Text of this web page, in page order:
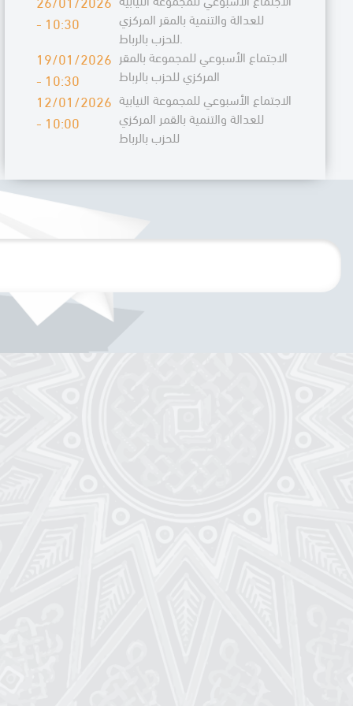
التجارة الخارجية 2025-2027
الأسئلة
الشفهية
المجموعة تُسائل الحكومة عن "هشاشة
وضعية أعوان الحراسة الخاصة والنظافة
والطبخ" خلال جلسة الأسئلة الشفوية ليوم
الأسئلة
الشفهية
المجموعة تسائل وزير التربية الوطنية
والتعليم الأولي والرياضة عن "تحديات
المنظومة التربوية" خلال جلسة الاسئلة
- 10:30
للعدالة والتنمية بالمقر المركزي
19/01/2026
- 10:30
الاجتماع الأسبوعي للمجموعة بالمقر
المركزي للحزب بالرباط
12/01/2026
- 10:00
الاجتماع الأسبوعي للمجموعة النيابية
للعدالة والتنمية بالقمر المركزي
للحزب بالرباط